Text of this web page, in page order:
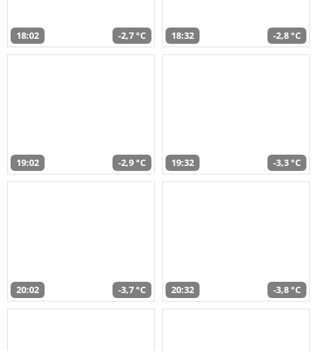
18:02 -2,7 °C 18:32 -2,8 °C
19:02 -2,9 °C 19:32 -3,3 °C
20:02 -3,7 °C 20:32 -3,8 °C